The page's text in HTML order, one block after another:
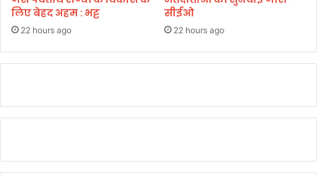
सिं
ह
लिए बेहद अहम : भट्ट
22 hours ago
सीईओ
22 hours ago